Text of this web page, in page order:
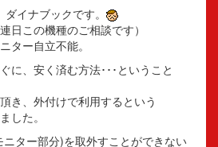
イナブックです。
日この機種のご相談です）
ター自立不能。
に、安く済む方法･･･ということ
き、外付けで利用するという
した。
ター部分)を取外すことができない